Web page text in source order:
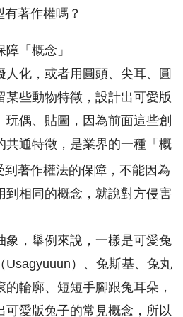
著作權嗎？
「概念」
人化，或者用圓頭、尖耳、圓
某些動物特徵，設計出可愛版
玩偶、貼圖，因為前面這些創
共通特徵，是業界的一種「概
到著作權法的保障，不能因為
到相同的概念，就說對方侵害
象，舉例來說，一樣是可愛兔
Usagyuuun）、兔斯基、兔丸
的輪廓、短短手腳跟兔耳朵，
可愛版兔子的常見概念，所以